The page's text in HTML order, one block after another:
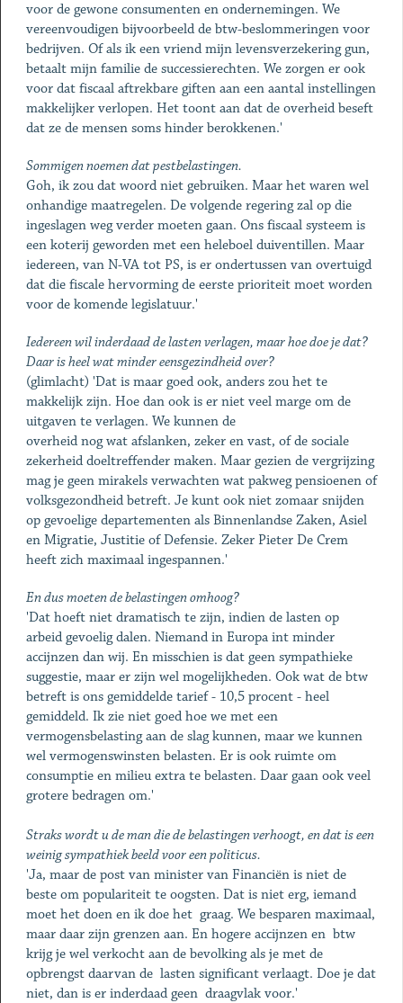
voor de gewone consumenten en ondernemingen. We
vereenvoudigen bijvoorbeeld de btw-beslommeringen voor
bedrijven. Of als ik een vriend mijn levensverzekering gun,
betaalt mijn familie de successierechten. We zorgen er ook
voor dat fiscaal aftrekbare giften aan een aantal instellingen
makkelijker verlopen. Het toont aan dat de overheid beseft
dat ze de mensen soms hinder berokkenen.'
Sommigen noemen dat pestbelastingen.
Goh, ik zou dat woord niet gebruiken. Maar het waren wel
onhandige maatregelen. De volgende regering zal op die
ingeslagen weg verder moeten gaan. Ons fiscaal systeem is
een koterij geworden met een heleboel duiventillen. Maar
iedereen, van N-VA tot PS, is er ondertussen van overtuigd
dat die fiscale hervorming de eerste prioriteit moet worden
voor de komende legislatuur.'
Iedereen wil inderdaad de lasten verlagen, maar hoe doe je dat?
Daar is heel wat minder eensgezindheid over?
(glimlacht) 'Dat is maar goed ook, anders zou het te
makkelijk zijn. Hoe dan ook is er niet veel marge om de
uitgaven te verlagen. We kunnen de
overheid nog wat afslanken, zeker en vast, of de sociale
zekerheid doeltreffender maken. Maar gezien de vergrijzing
mag je geen mirakels verwachten wat pakweg pensioenen of
volksgezondheid betreft. Je kunt ook niet zomaar snijden
op gevoelige departementen als Binnenlandse Zaken, Asiel
en Migratie, Justitie of Defensie. Zeker Pieter De Crem
heeft zich maximaal ingespannen.'
En dus moeten de belastingen omhoog?
'Dat hoeft niet dramatisch te zijn, indien de lasten op
arbeid gevoelig dalen. Niemand in Europa int minder
accijnzen dan wij. En misschien is dat geen sympathieke
suggestie, maar er zijn wel mogelijkheden. Ook wat de btw
betreft is ons gemiddelde tarief - 10,5 procent - heel
gemiddeld. Ik zie niet goed hoe we met een
vermogensbelasting aan de slag kunnen, maar we kunnen
wel vermogenswinsten belasten. Er is ook ruimte om
consumptie en milieu extra te belasten. Daar gaan ook veel
grotere bedragen om.'
Straks wordt u de man die de belastingen verhoogt, en dat is een
weinig sympathiek beeld voor een politicus.
'Ja, maar de post van minister van Financiën is niet de
beste om populariteit te oogsten. Dat is niet erg, iemand
moet het doen en ik doe het graag. We besparen maximaal,
maar daar zijn grenzen aan. En hogere accijnzen en btw
krijg je wel verkocht aan de bevolking als je met de
opbrengst daarvan de lasten significant verlaagt. Doe je dat
niet, dan is er inderdaad geen draagvlak voor.'